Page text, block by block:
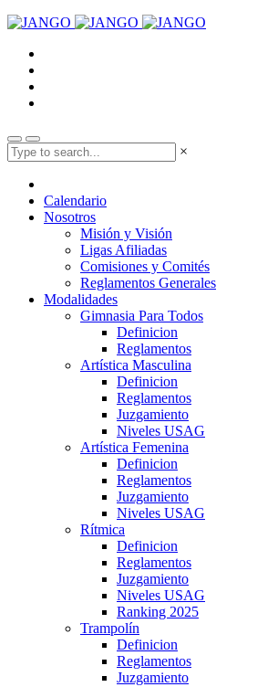
×
Calendario
Nosotros
Misión y Visión
Ligas Afiliadas
Comisiones y Comités
Reglamentos Generales
Modalidades
Gimnasia Para Todos
Definicion
Reglamentos
Artística Masculina
Definicion
Reglamentos
Juzgamiento
Niveles USAG
Artística Femenina
Definicion
Reglamentos
Juzgamiento
Niveles USAG
Rítmica
Definicion
Reglamentos
Juzgamiento
Niveles USAG
Ranking 2025
Trampolín
Definicion
Reglamentos
Juzgamiento